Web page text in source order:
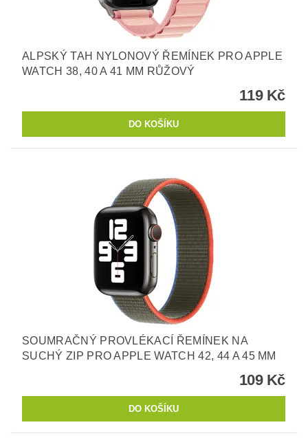
ALPSKÝ TAH NYLONOVÝ ŘEMÍNEK PRO APPLE
WATCH 38, 40 A 41 MM RŮŽOVÝ
119 Kč
SOUMRAČNÝ PROVLÉKACÍ ŘEMÍNEK NA
SUCHÝ ZIP PRO APPLE WATCH 42, 44 A 45 MM
109 Kč